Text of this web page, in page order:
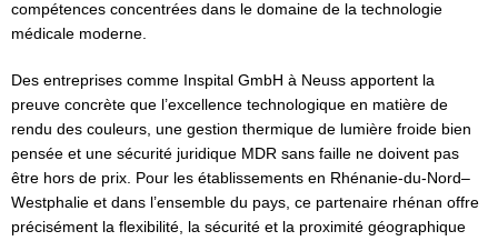
compétences concentrées dans le domaine de la technologie
médicale moderne.
Des entreprises comme Inspital GmbH à Neuss apportent la
preuve concrète que l’excellence technologique en matière de
rendu des couleurs, une gestion thermique de lumière froide bien
pensée et une sécurité juridique MDR sans faille ne doivent pas
être hors de prix. Pour les établissements en Rhénanie-du-Nord–
Westphalie et dans l’ensemble du pays, ce partenaire rhénan offre
précisément la flexibilité, la sécurité et la proximité géographique